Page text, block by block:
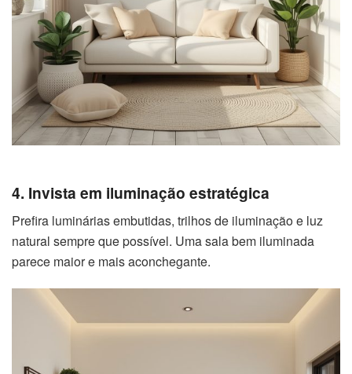
4. Invista em iluminação estratégica
Prefira luminárias embutidas, trilhos de iluminação e luz
natural sempre que possível. Uma sala bem iluminada
parece maior e mais aconchegante.